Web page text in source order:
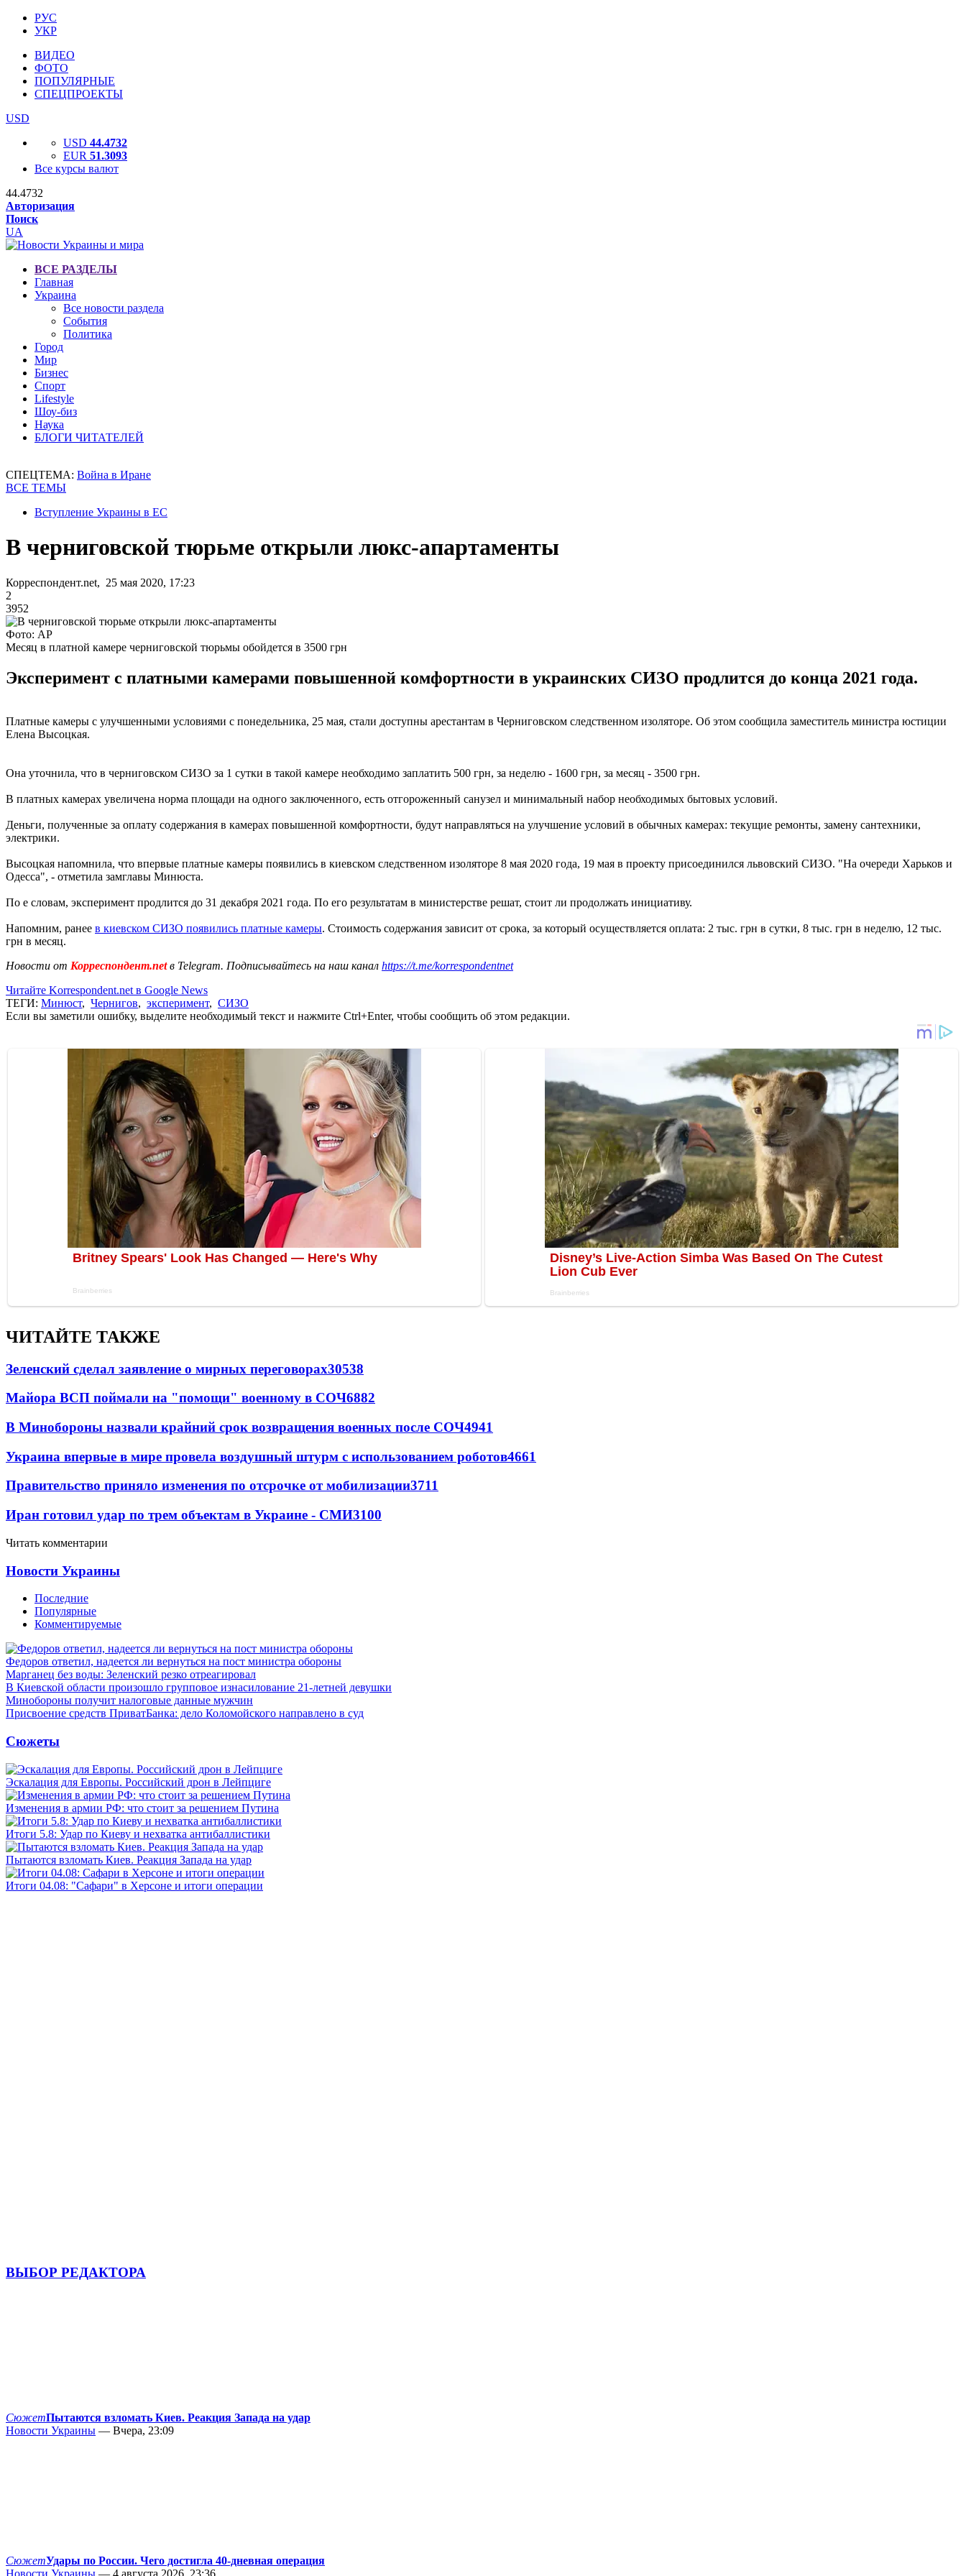
РУС
УКР
ВИДЕО
ФОТО
ПОПУЛЯРНЫЕ
СПЕЦПРОЕКТЫ
USD
USD 44.4732
EUR 51.3093
Все курсы валют
44.4732
Авторизация
Поиск
UA
ВСЕ РАЗДЕЛЫ
Главная
Украина
Все новости раздела
События
Политика
Город
Мир
Бизнес
Спорт
Lifestyle
Шоу-биз
Наука
БЛОГИ ЧИТАТЕЛЕЙ
СПЕЦТЕМА: Война в Иране
ВСЕ ТЕМЫ
Вступление Украины в ЕС
В черниговской тюрьме открыли люкс-апартаменты
Корреспондент.net, 25 мая 2020, 17:23
2
3952
Фото: АР
Месяц в платной камере черниговской тюрьмы обойдется в 3500 грн
Эксперимент с платными камерами повышенной комфортности в украинских СИЗО продлится до конца 2021 года.
Платные камеры с улучшенными условиями с понедельника, 25 мая, стали доступны арестантам в Черниговском следственном изоляторе. Об этом сообщила заместитель министра юстиции
Елена Высоцкая.
Она уточнила, что в черниговском СИЗО за 1 сутки в такой камере необходимо заплатить 500 грн, за неделю - 1600 грн, за месяц - 3500 грн.
В платных камерах увеличена норма площади на одного заключенного, есть отгороженный санузел и минимальный набор необходимых бытовых условий.
Деньги, полученные за оплату содержания в камерах повышенной комфортности, будут направляться на улучшение условий в обычных камерах: текущие ремонты, замену сантехники,
электрики.
Высоцкая напомнила, что впервые платные камеры появились в киевском следственном изоляторе 8 мая 2020 года, 19 мая в проекту присоединился львовский СИЗО. "На очереди Харьков и
Одесса", - отметила замглавы Минюста.
По е словам, эксперимент продлится до 31 декабря 2021 года. По его результатам в министерстве решат, стоит ли продолжать инициативу.
Напомним, ранее в киевском СИЗО появились платные камеры. Стоимость содержания зависит от срока, за который осуществляется оплата: 2 тыс. грн в сутки, 8 тыс. грн в неделю, 12 тыс.
грн в месяц.
Новости от Корреспондент.netв Telegram. Подписывайтесь на наш канал https://t.me/korrespondentnet
Читайте Korrespondent.net в Google News
ТЕГИ: Минюст, Чернигов, эксперимент, СИЗО
Если вы заметили ошибку, выделите необходимый текст и нажмите Ctrl+Enter, чтобы сообщить об этом редакции.
ЧИТАЙТЕ ТАКЖЕ
Зеленский сделал заявление о мирных переговорах30538
Майора ВСП поймали на "помощи" военному в СОЧ6882
В Минобороны назвали крайний срок возвращения военных после СОЧ4941
Украина впервые в мире провела воздушный штурм с использованием роботов4661
Правительство приняло изменения по отсрочке от мобилизации3711
Иран готовил удар по трем объектам в Украине - СМИ3100
Читать комментарии
Новости Украины
Последние
Популярные
Комментируемые
Федоров ответил, надеется ли вернуться на пост министра обороны
Марганец без воды: Зеленский резко отреагировал
В Киевской области произошло групповое изнасилование 21-летней девушки
Минобороны получит налоговые данные мужчин
Присвоение средств ПриватБанка: дело Коломойского направлено в суд
Сюжеты
Эскалация для Европы. Российский дрон в Лейпциге
Изменения в армии РФ: что стоит за решением Путина
Итоги 5.8: Удар по Киеву и нехватка антибаллистики
Пытаются взломать Киев. Реакция Запада на удар
Итоги 04.08: "Сафари" в Херсоне и итоги операции
ВЫБОР РЕДАКТОРА
СюжетПытаются взломать Киев. Реакция Запада на удар
Новости Украины — Вчера, 23:09
СюжетУдары по России. Чего достигла 40-дневная операция